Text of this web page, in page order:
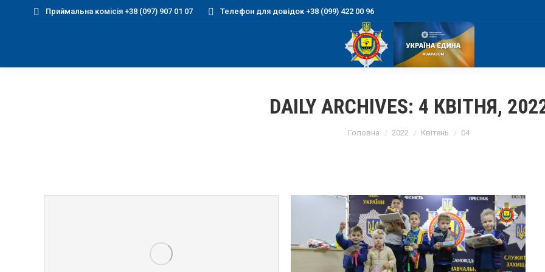
Приймальна комісія +38 (097) 907 01 07 Телефон для довідок +38 (099) 422 00 96
DAILY ARCHIVES: 4 КВІТНЯ,
Головна 2022 Квітень 04